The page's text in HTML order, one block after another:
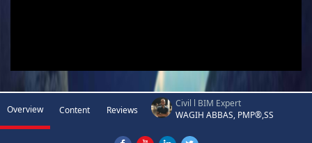
Overview Content Reviews
Civil l BIM Expert
WAGIH ABBAS, PMP®,SS